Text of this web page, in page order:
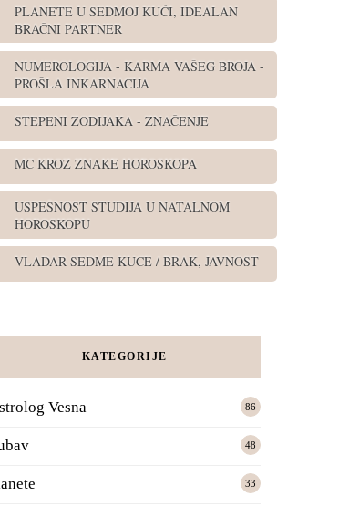
PLANETE U SEDMOJ KUĆI, IDEALAN
BRAČNI PARTNER
NUMEROLOGIJA - KARMA VAŠEG BROJA -
PROŠLA INKARNACIJA
STEPENI ZODIJAKA - ZNAČENJE
MC KROZ ZNAKE HOROSKOPA
USPEŠNOST STUDIJA U NATALNOM
HOROSKOPU
VLADAR SEDME KUCE / BRAK, JAVNOST
KATEGORIJE
Vesna 86
48
33